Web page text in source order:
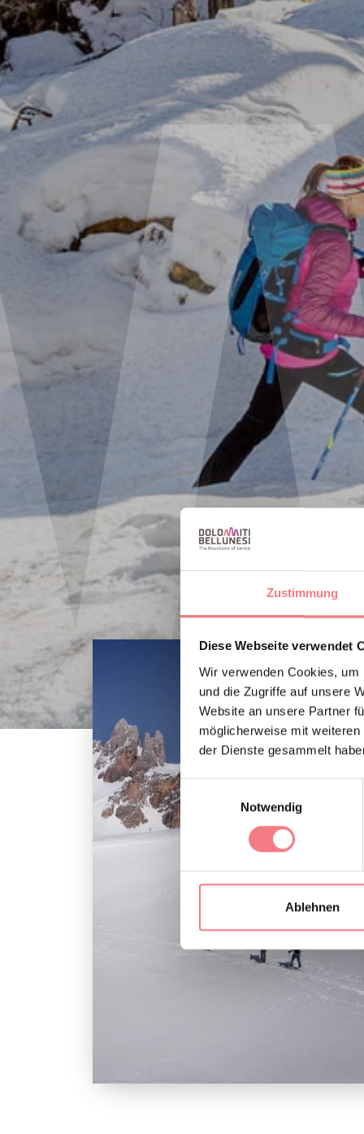
Zustimmung
Diese Webseite verwendet
Wir verwenden Cookies,
und die Zugriffe auf unsere
Website an unsere Partner
möglicherweise mit
der Dienste gesammelt
Einwilligungsauswahl
Notwendig
Ablehnen